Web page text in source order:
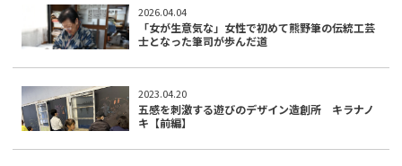
2026.04.04
「女が生意気な」女性で初めて熊野筆の伝統工芸
士となった筆司が歩んだ道
2023.04.20
五感を刺激する遊びのデザイン造創所 キラナノ
キ【前編】